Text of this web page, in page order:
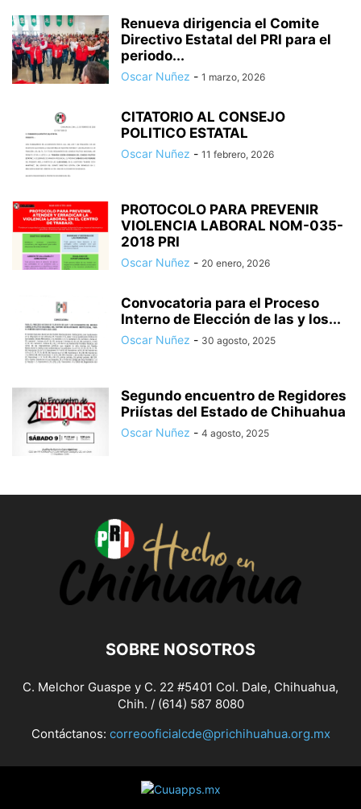
Renueva dirigencia el Comite
Directivo Estatal del PRI para el
periodo...
Oscar Nuñez - 1 marzo, 2026
CITATORIO AL CONSEJO
POLITICO ESTATAL
Oscar Nuñez - 11 febrero, 2026
PROTOCOLO PARA PREVENIR
VIOLENCIA LABORAL NOM-035-
2018 PRI
Oscar Nuñez - 20 enero, 2026
Convocatoria para el Proceso
Interno de Elección de las y los...
Oscar Nuñez - 30 agosto, 2025
Segundo encuentro de Regidores
Priístas del Estado de Chihuahua
Oscar Nuñez - 4 agosto, 2025
SOBRE NOSOTROS
C. Melchor Guaspe y C. 22 #5401 Col. Dale, Chihuahua,
Chih. / (614) 587 8080
Contáctanos: correooficialcde@prichihuahua.org.mx